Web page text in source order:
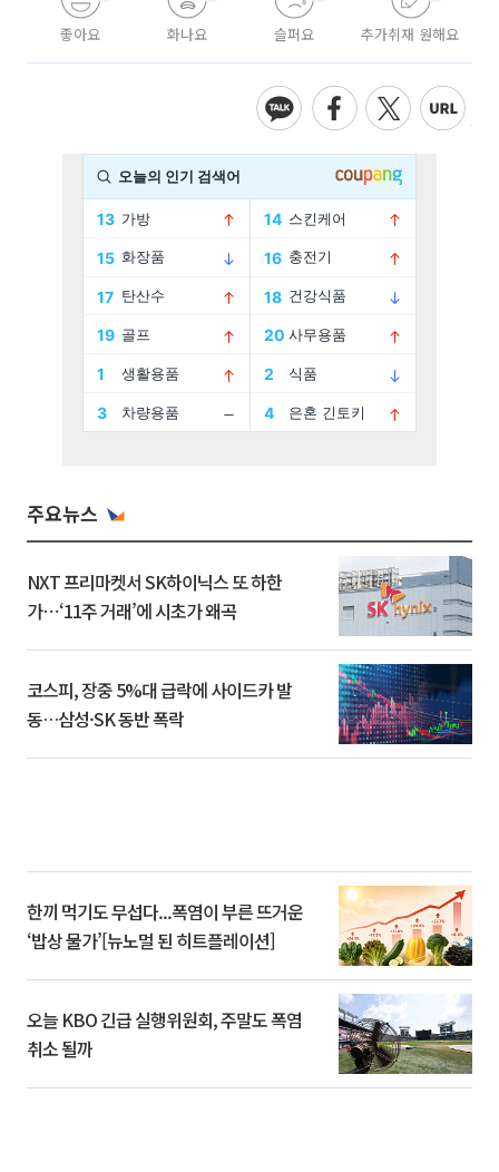
좋아요 화나요 슬퍼요 추가취재 원해요
주요뉴스
NXT 프리마켓서 SK하이닉스 또 하한
가⋯‘11주 거래’에 시초가 왜곡
코스피, 장중 5%대 급락에 사이드카 발
동…삼성·SK 동반 폭락
한끼 먹기도 무섭다...폭염이 부른 뜨거운
‘밥상 물가’[뉴노멀 된 히트플레이션]
오늘 KBO 긴급 실행위원회, 주말도 폭염
취소 될까